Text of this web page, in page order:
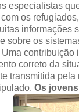
especialistas
os
informações
sobre os
contribuição
correto da
transmitida pela
Os